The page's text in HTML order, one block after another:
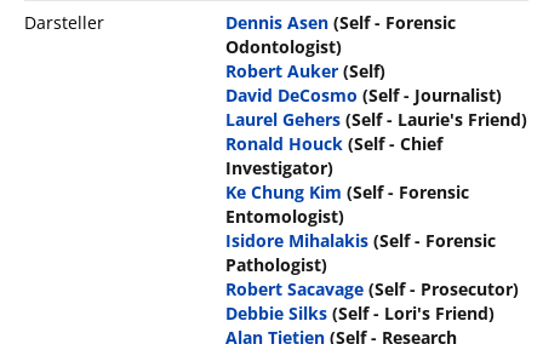
Darsteller
Dennis Asen (Self - Forensic
Odontologist)
Robert Auker (Self)
David DeCosmo (Self - Journalist)
Laurel Gehers (Self - Laurie's Friend)
Ronald Houck (Self - Chief
Investigator)
Ke Chung Kim (Self - Forensic
Entomologist)
Isidore Mihalakis (Self - Forensic
Pathologist)
Robert Sacavage (Self - Prosecutor)
Debbie Silks (Self - Lori's Friend)
Alan Tietjen (Self - Research